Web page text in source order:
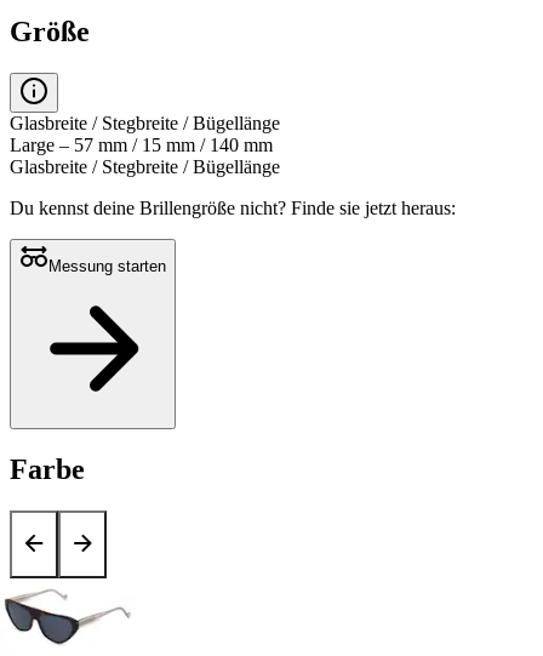
Größe
Glasbreite / Stegbreite / Bügellänge
Large – 57 mm / 15 mm / 140 mm
Glasbreite / Stegbreite / Bügellänge
Du kennst deine Brillengröße nicht? Finde sie jetzt heraus:
Messung starten
Farbe